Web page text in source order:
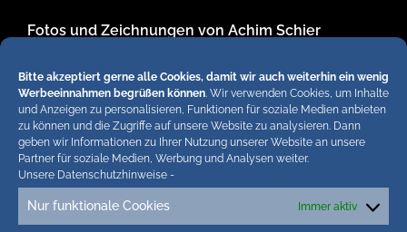
Bitte akzeptiert gerne alle Cookies, damit wir auch weiterhin ein wenig
Werbeeinnahmen begrüßen können. Wir verwenden Cookies, um Inhalte
und Anzeigen zu personalisieren, Funktionen für soziale Medien anbieten
zu können und die Zugriffe auf unsere Website zu analysieren. Dann
geben wir Informationen zu Ihrer Nutzung unserer Website an unsere
Partner für soziale Medien, Werbung und Analysen weiter.
Unsere Datenschutzhinweise -
Nur funktionale Cookies Immer aktiv
Fotos und Zeichnungen von Achim Schier
Hiermit untersagen wir strengstens die komplette
Einbindung von Artikeln unserer Blogs in anderen
Online-Angeboten. Erlaubt sind lediglich abgekürzte
Teaser bis ca. 200 Zeichen plus Link zum ganzen
Artikel in unseren Blogs. Wir behalten uns bei